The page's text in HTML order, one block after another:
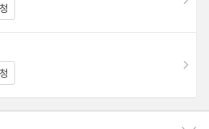
게 되리라 예상하기 쉽지만 두 사람 관
혼한 이후로도 오랫동안 계속 이어지
사이에 둔 미국 남자 샘과 프랑스 여자
게 사랑을 이어가는지 다루는 한편 가
들을 매우 설득력 있게 그리고 있다. 흔